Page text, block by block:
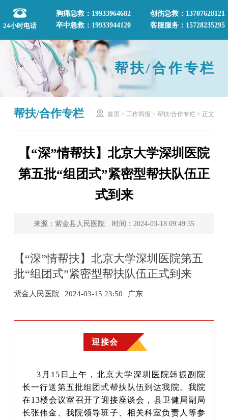
24小时电话
胸痛急救：19933964682
卒中急救：19933944120
创伤急救：13707628121
客服服务：15728235295
帮扶/合作专栏
帮扶/合作专栏  首页 > 工作简报 > 帮扶/合作专栏 > 正文
【“深”情帮扶】北京大学深圳医院
第五批“组团式”紧密型帮扶队伍正
式到来
来源：紫金县人民医院 时间：2024-03-18 09:49:55
【“深”情帮扶】北京大学深圳医院第五
批“组团式”紧密型帮扶队伍正式到来
紫金人民医院 2024-03-15 23:50 广东
迎接会
3月15日上午，北京大学深圳医院韩振副院
长一行送第五批组团式帮扶队伍到达我院。我院
在13楼会议室召开了迎接座谈会 ，县卫健局副局
长张伟金、我院领导班子、相关科室负责人等参